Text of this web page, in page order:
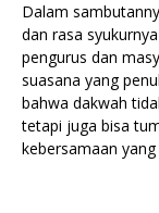
Dalam
dan rasa
pengurus dan
suasana yang
bahwa dakwah
tetapi juga bisa
kebersamaan